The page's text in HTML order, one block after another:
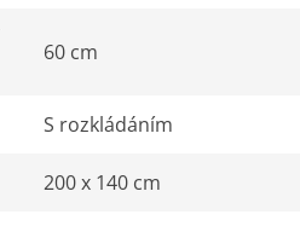
60 cm
S rozkládáním
200 x 140 cm